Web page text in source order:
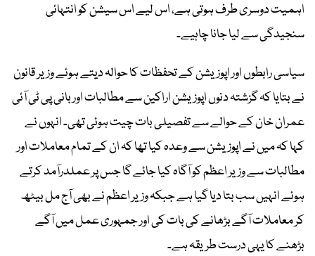
اہمیت دوسری طرف ہوتی ہے، اس لیے اس سیشن کو انتہائی
سنجیدگی سے لیا جانا چاہیے۔
سیاسی رابطوں اور اپوزیشن کے تحفظات کا حوالہ دیتے ہوئے وزیر قانون
نے بتایا کہ گزشتہ دنوں اپوزیشن اراکین سے مطالبات اور بانی پی ٹی آئی
عمران خان کے حوالے سے تفصیلی بات چیت ہوئی تھی۔ انہوں نے
کہا کہ میں نے اپوزیشن سے وعدہ کیا تھا کہ ان کے تمام معاملات اور
مطالبات سے وزیر اعظم کو آگاہ کیا جائے گا جس پر عملدرآمد کرتے
ہوئے انہیں سب بتا دیا گیا ہے جبکہ وزیر اعظم نے بھی آج مل بیٹھ
کر معاملات آگے بڑھانے کی بات کی اور جمہوری عمل میں آگے
بڑھنے کا یہی درست طریقہ ہے۔